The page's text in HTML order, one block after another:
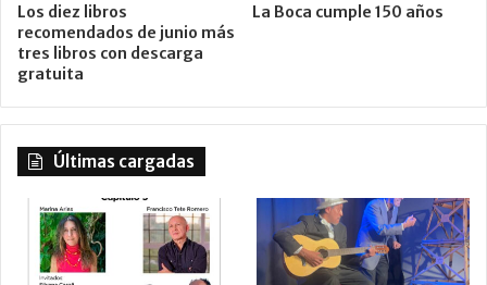
Los diez libros
recomendados de junio más
tres libros con descarga
gratuita
La Boca cumple 150 años
Últimas cargadas